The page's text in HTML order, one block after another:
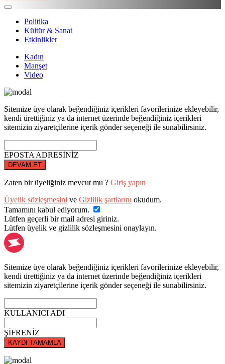
Politika
Kültür & Sanat
Etkinlikler
Kadın
Manşet
Video
Sitemize üye olarak beğendiğiniz içerikleri favorilerinize ekleyebilir,
kendi ürettiğiniz ya da internet üzerinde beğendiğiniz içerikleri
sitemizin ziyaretçilerine içerik gönder seçeneği ile sunabilirsiniz.
EPOSTA ADRESİNİZ
DEVAM ET
Zaten bir üyeliğiniz mevcut mu ? Giriş yapın
Üyelik sözleşmesini ve Gizlilik şartlarını okudum.
Tamamını kabul ediyorum.
Lütfen geçerli bir mail adresi giriniz.
Lütfen üyelik ve gizlilik sözleşmesini onaylayın.
Sitemize üye olarak beğendiğiniz içerikleri favorilerinize ekleyebilir,
kendi ürettiğiniz ya da internet üzerinde beğendiğiniz içerikleri
sitemizin ziyaretçilerine içerik gönder seçeneği ile sunabilirsiniz.
KULLANICI ADI
ŞİFRENİZ
KAYDI TAMAMLA